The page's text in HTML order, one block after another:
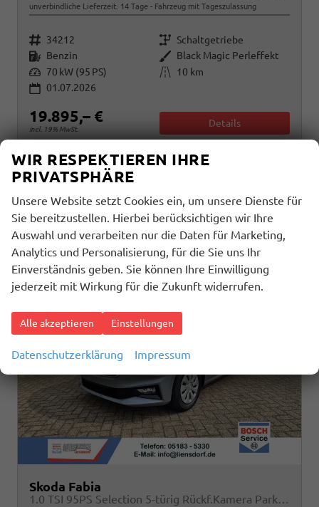
unverbindliche Lieferzeit: 14 Tage Fahrzeug mit Tageszulassung
Fahrzeugnr. 34212 Getriebe Schaltgetriebe
Kraftstoff Benzin Außenfarbe Black Magic Perleffekt
Leistung 70 kW (95 PS) Kilometerstand
10 km
01.07.2026
19.895,– €
incl. 19% MwSt.
Details
Verbrauch kombiniert:5,50 l/100km
CO 2 -Klasse: D
CO -Emissionen:123,00 g/km
Skoda Fabia
1.0 TSI 95PS Selection 5-türig Rückf.Kamera Parksensoren Sitzheizung Multifunktionslenkrad Klima Skoda-Radio Bluetooth Touchscreen Tempomat Nebelsch. Apple CarPlay + Android Auto
WIR RESPEKTIEREN IHRE
PRIVATSPHÄRE
Unsere Website setzt Cookies ein, um unsere Dienste für
Sie bereitzustellen. Hierbei berücksichtigen wir Ihre
Auswahl und verarbeiten nur die Daten für Marketing,
Analytics und Personalisierung, für die Sie uns Ihr
Einverständnis geben. Sie können Ihre Einwilligung
jederzeit mit Wirkung für die Zukunft widerrufen.
Alle akzeptieren Einstellungen
Datenschutzerklärung Impressum